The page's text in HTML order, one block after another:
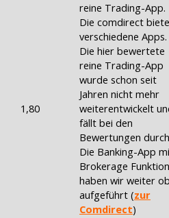
1,80
reine Trading-App.
Die comdirect
verschiedene Apps.
Die hier bewertete
reine Trading-App
wurde schon seit
Jahren nicht mehr
weiterentwickelt
fällt bei den
Bewertungen
Die Banking-App
Brokerage Funktion
haben wir weiter
aufgeführt (zur
Comdirect)